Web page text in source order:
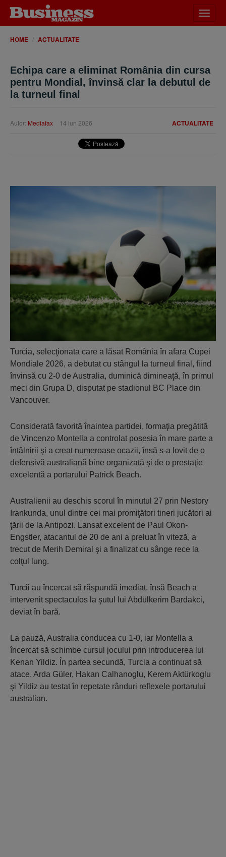
meniu
HOME ACTUALITATE
Echipa care a eliminat România din cursa
pentru Mondial, învinsă clar la debutul de
la turneul final
ACTUALITATE
Autor: Mediafax 14 iun 2026
Turcia, selecţionata care a lăsat România în afara Cupei
Mondiale 2026, a debutat cu stângul la turneul final, fiind
învinsă cu 2-0 de Australia, duminică dimineaţă, în primul
meci din Grupa D, disputat pe stadionul BC Place din
Vancouver.
Considerată favorită înaintea partidei, formaţia pregătită
de Vincenzo Montella a controlat posesia în mare parte a
întâlnirii şi a creat numeroase ocazii, însă s-a lovit de o
defensivă australiană bine organizată şi de o prestaţie
excelentă a portarului Patrick Beach.
Australienii au deschis scorul în minutul 27 prin Nestory
Irankunda, unul dintre cei mai promiţători tineri jucători ai
ţării de la Antipozi. Lansat excelent de Paul Okon-
Engstler, atacantul de 20 de ani a preluat în viteză, a
trecut de Merih Demiral şi a finalizat cu sânge rece la
colţul lung.
Turcii au încercat să răspundă imediat, însă Beach a
intervenit spectaculos la şutul lui Abdülkerim Bardakci,
deviat în bară.
La pauză, Australia conducea cu 1-0, iar Montella a
încercat să schimbe cursul jocului prin introducerea lui
Kenan Yildiz. În partea secundă, Turcia a continuat să
atace. Arda Güler, Hakan Calhanoglu, Kerem Aktürkoglu
şi Yildiz au testat în repetate rânduri reflexele portarului
australian.